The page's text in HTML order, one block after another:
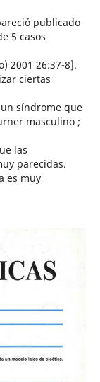
publicado
5 casos
2001 26:37-8].
ciertas
síndrome que
masculino ;
las
parecidas.
es muy